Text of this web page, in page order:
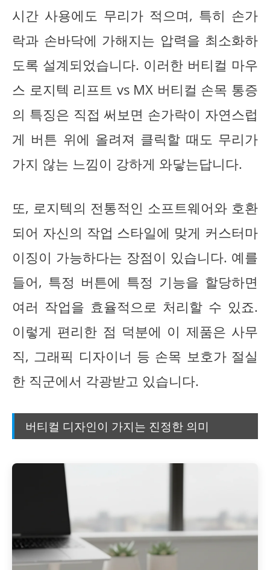
시간 사용에도 무리가 적으며, 특히 손가
락과 손바닥에 가해지는 압력을 최소화하
도록 설계되었습니다. 이러한 버티컬 마우
스 로지텍 리프트 vs MX 버티컬 손목 통증
의 특징은 직접 써보면 손가락이 자연스럽
게 버튼 위에 올려져 클릭할 때도 무리가
가지 않는 느낌이 강하게 와닿는답니다.
또, 로지텍의 전통적인 소프트웨어와 호환
되어 자신의 작업 스타일에 맞게 커스터마
이징이 가능하다는 장점이 있습니다. 예를
들어, 특정 버튼에 특정 기능을 할당하면
여러 작업을 효율적으로 처리할 수 있죠.
이렇게 편리한 점 덕분에 이 제품은 사무
직, 그래픽 디자이너 등 손목 보호가 절실
한 직군에서 각광받고 있습니다.
버티컬 디자인이 가지는 진정한 의미